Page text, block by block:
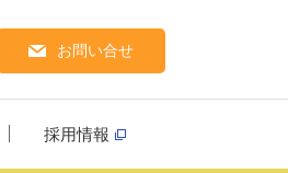
採用情報
お問い合せ